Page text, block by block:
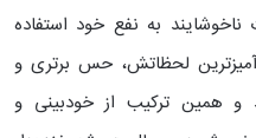
ناخوشایند به نفع خود استفاده
لحظاتش، حس برتری و
و همین ترکیب از خودبینی و